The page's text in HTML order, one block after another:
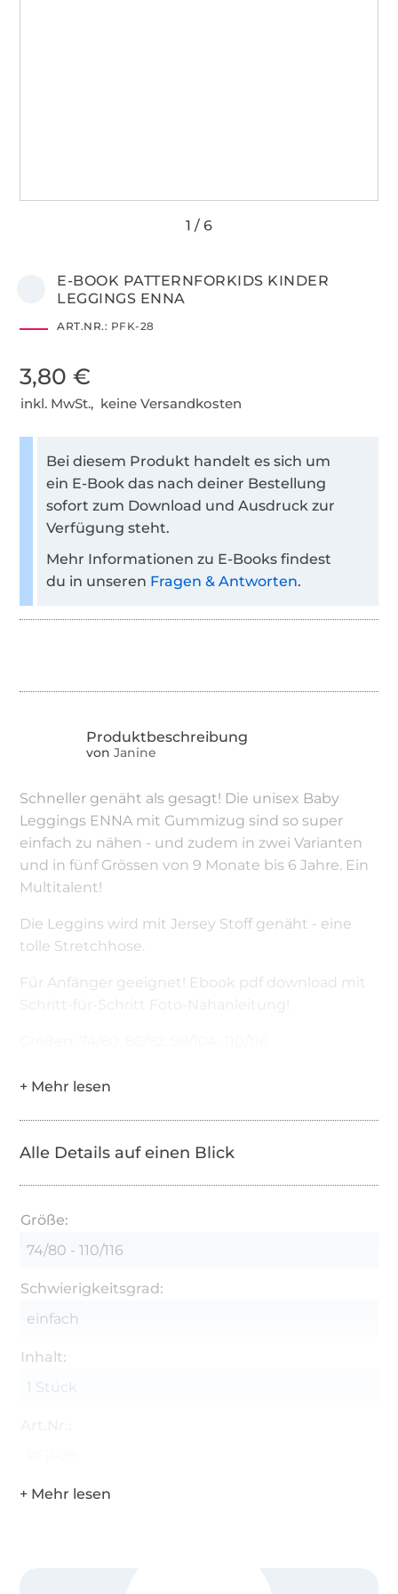
E-BOOK PATTERNFORKIDS KINDER
LEGGINGS ENNA
ART.NR.: PFK-28
3,80 €
inkl. MwSt., keine Versandkosten
Bei diesem Produkt handelt es sich um
ein E-Book das nach deiner Bestellung
sofort zum Download und Ausdruck zur
Verfügung steht.
Mehr Informationen zu E-Books findest
du in unseren Fragen & Antworten.
von Janine
Schneller genäht als gesagt! Die unisex Baby
Leggings ENNA mit Gummizug sind so super
einfach zu nähen - und zudem in zwei Varianten
und in fünf Grössen von 9 Monate bis 6 Jahre. Ein
Multitalent!
Die Leggins wird mit Jersey Stoff genäht - eine
tolle Stretchhose.
Für Anfänger geeignet! Ebook pdf download mit
Schritt-für-Schritt Foto-Nähanleitung!
Alle Details auf einen Blick
Größe:
74/80 - 110/116
Schwierigkeitsgrad:
einfach
Inhalt:
1 Stück